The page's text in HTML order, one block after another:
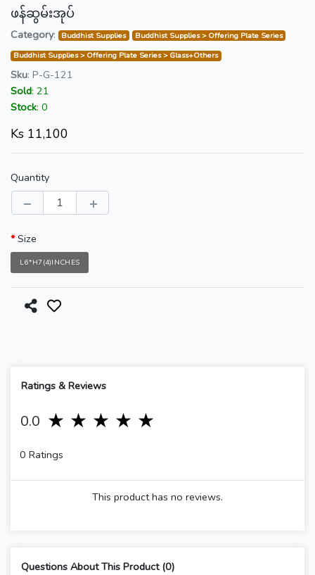
ဖန်ဆွမ်းအုပ်
Category: Buddhist Supplies
Buddhist Supplies > Offering Plate Series
Buddhist Supplies > Offering Plate Series > Glass+Others
Sku: P-G-121
Sold: 21
Stock: 0
Ks 11,100
Quantity
Size
L6*H7(4)INCHES
Ratings & Reviews
0.0 1 stars
2 stars
3 stars4 stars
0 Ratings
This product has no reviews.
Questions About This Product (0)